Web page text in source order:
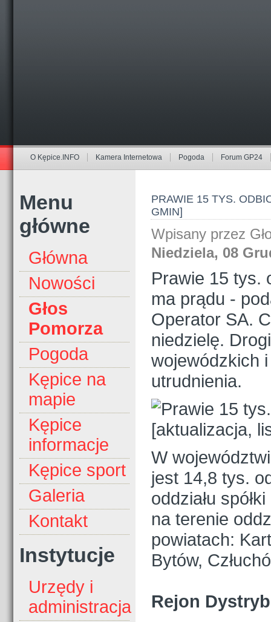
O Kępice.INFO Kamera Internetowa Pogoda Forum GP24
Menu
główne
Główna
Nowości
Głos
Pomorza
Pogoda
Kępice na
mapie
Kępice
informacje
Kępice sport
Galeria
Kontakt
Instytucje
Urzędy i
administracja
PRAWIE 15 TYS.
GMIN]
Wpisany przez
Niedziela, 08
Prawie 15 tys.
ma prądu -
Operator SA.
niedzielę.
wojewódzkich
utrudnienia.
W
jest 14,8 tys.
oddziału
na terenie
powiatach:
Bytów,
Rejon